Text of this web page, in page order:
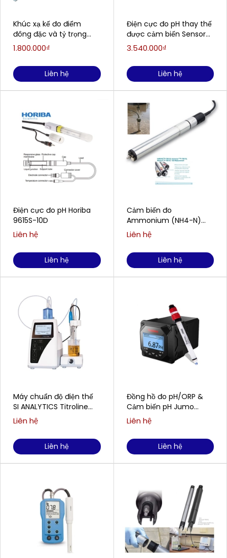
Khúc xạ kế đo điểm
đông đặc và tỷ trọng
của Axit acquy EXTECH
1.800.000₫
Liên hệ
Điện cực đo pH Horiba
9615S-10D
Liên hệ
Liên hệ
Máy chuẩn độ điện thế
SI ANALYTICS Titroline
5000
Liên hệ
Liên hệ
Điện cực đo pH thay thế
được cảm biến Sensorex
S8000CD (0-14pH)
3.540.000₫
Liên hệ
Cảm biến đo
Ammonium (NH4-N)
WTW/Xylem Analytics
AmmoLyt®Plus 700 IQ
Liên hệ
Liên hệ
Đồng hồ đo pH/ORP &
Cảm biến pH Jumo
SUPMEA SUP-PH6.0 &
SUP-PH5022
Liên hệ
Liên hệ